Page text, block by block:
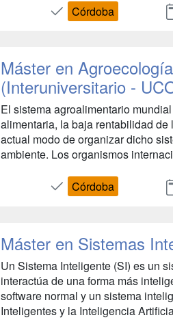
Córdoba
Máster en
(Interuniversitario -
El sistema agroalimentario
alimentaria, la baja rentabilidad
actual modo de organizar dicho
ambiente. Los organismos
Córdoba
Máster en Sistemas
Un Sistema Inteligente (SI) es un
interactúa de una forma más
software normal y un sistema
Inteligentes y la Inteligencia